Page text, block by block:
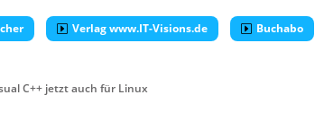
Verlag www.IT-Visions.de Buchabo
C++ jetzt auch für Linux